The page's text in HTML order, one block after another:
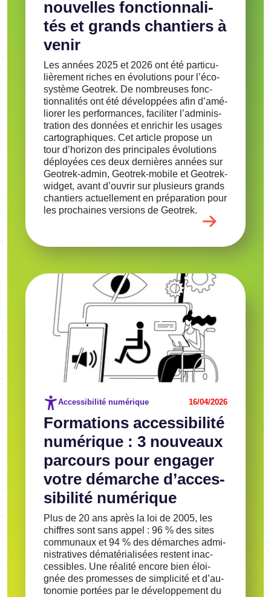
nouvelles fonc­tion­na­li­
tés et grands chan­tiers à
venir
Les années 2025 et 2026 ont été parti­cu­
liè­re­ment riches en évolu­tions pour l’éco­
sys­tème Geotrek. De nombreuses fonc­
tion­na­li­tés ont été déve­lop­pées afin d’amé­
lio­rer les perfor­mances, faci­li­ter l’ad­mi­nis­
tra­tion des données et enri­chir les usages
carto­gra­phiques. Cet article propose un
tour d’ho­ri­zon des prin­ci­pales évolu­tions
déployées ces deux dernières années sur
Geotrek-admin, Geotrek-mobile et Geotrek-
widget, avant d’ou­vrir sur plusieurs grands
chan­tiers actuel­le­ment en prépa­ra­tion pour
les prochaines versions de Geotrek.
Forma­tions acces­si­bi­lité
numé­rique : 3 nouveaux
parcours pour enga­ger
votre démarche d’ac­ces­
si­bi­lité numé­rique
Accessibilité numérique 16/04/2026
Plus de 20 ans après la loi de 2005, les
chiffres sont sans appel : 96 % des sites
commu­naux et 94 % des démarches admi­
nis­tra­tives déma­té­ria­li­sées restent inac­
ces­sibles. Une réalité encore bien éloi­
gnée des promesses de simpli­cité et d’au­
to­no­mie portées par le déve­lop­pe­ment du
Voir l'article
Image